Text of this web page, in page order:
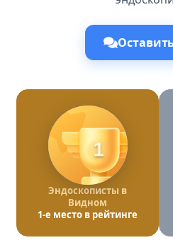
1
Эндоскописты в
Видном
1-е место в рейтинге